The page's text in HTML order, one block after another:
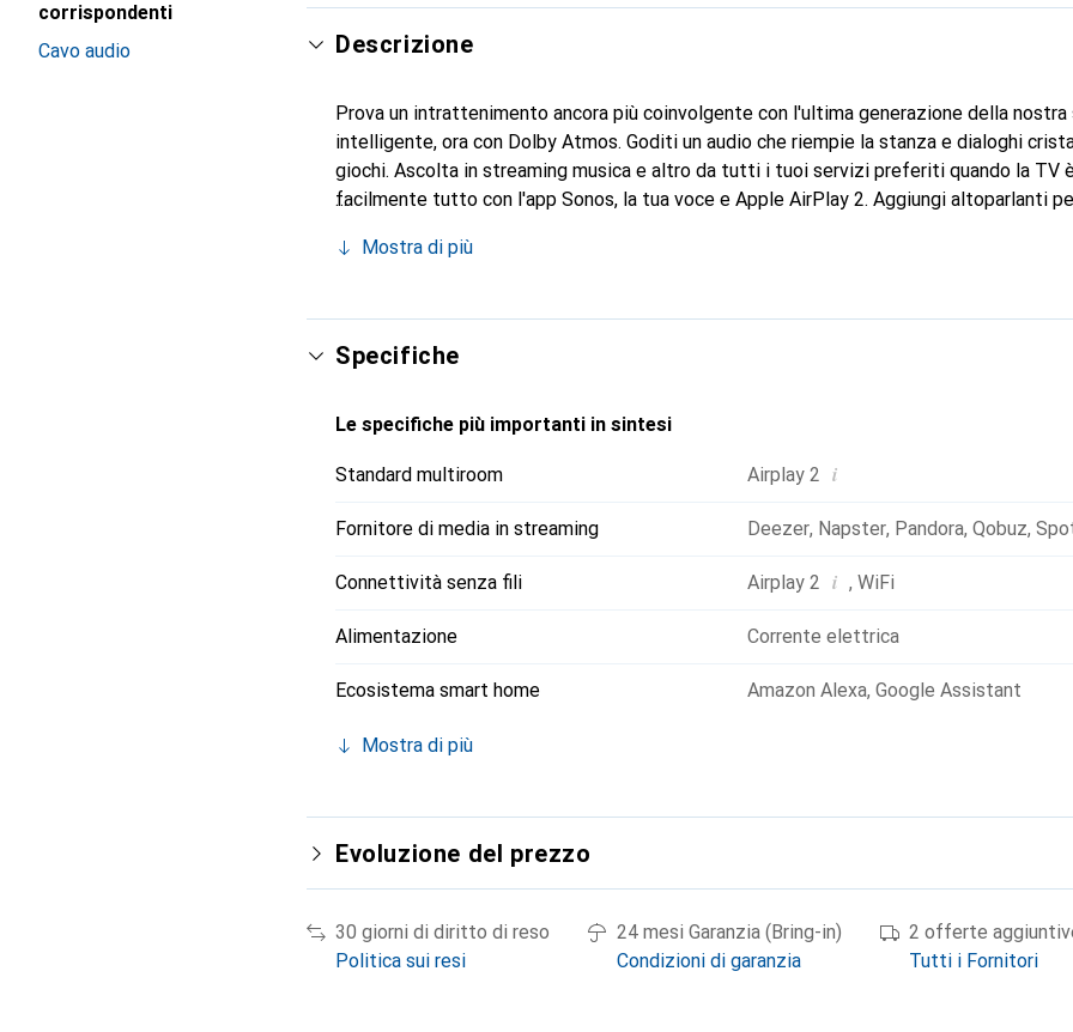
corrispondenti
Cavo audio
Descrizione
Prova un intrattenimento ancora più coinvolgente con l'ultima generazione della
intelligente, ora con Dolby Atmos. Goditi un audio che riempie la stanza e dialoghi
giochi. Ascolta in streaming musica e altro da tutti i tuoi servizi preferiti quando la TV
facilmente tutto con l'app Sonos, la tua voce e Apple AirPlay 2. Aggiungi altoparlanti
tramite Wi-Fi.
Mostra di più
Specifiche
Le specifiche più importanti in sintesi
Standard multiroom Airplay 2 i
Fornitore di media in streaming Deezer, Napster, Pandora, Qobuz,
Connettività senza fili Airplay 2 i , WiFi
Alimentazione Corrente elettrica
Ecosistema smart home Amazon Alexa, Google Assistant
Mostra di più
Evoluzione del prezzo
30 giorni di diritto di reso
Politica sui resi
24 mesi Garanzia (Bring-in)
Condizioni di garanzia
2 offerte
Tutti i Fornitori